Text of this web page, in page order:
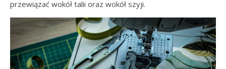
przewiązać wokół talii oraz wokół szyji.